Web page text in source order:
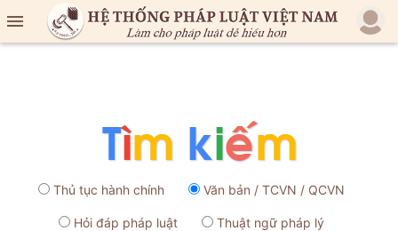

Thủ tục hành chính Văn bản / TCVN / QCVN
Hỏi đáp pháp luật Thuật ngữ pháp lý